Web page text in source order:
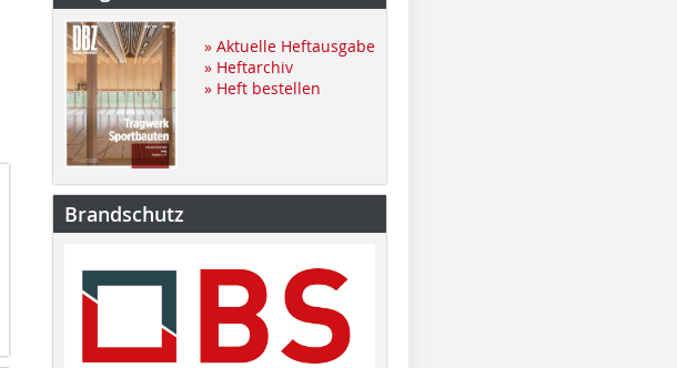
» Aktuelle Heftausgabe
» Heftarchiv
» Heft bestellen
Brandschutz